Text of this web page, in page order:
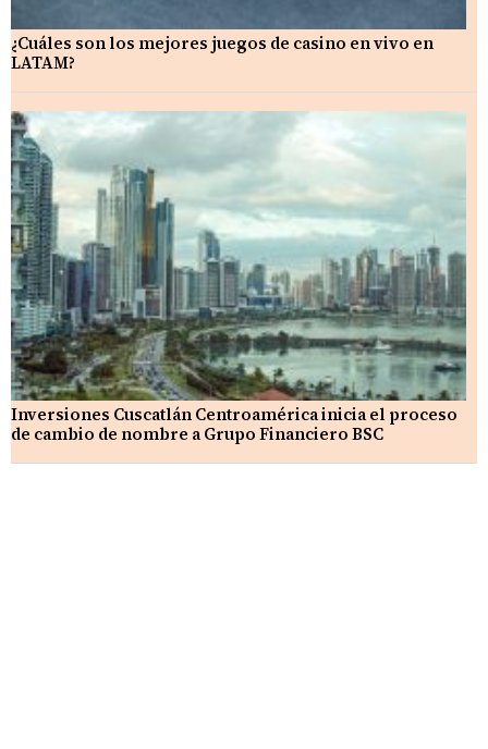
¿Cuáles son los mejores juegos de casino en vivo en
LATAM?
Inversiones Cuscatlán Centroamérica inicia el proceso
de cambio de nombre a Grupo Financiero BSC